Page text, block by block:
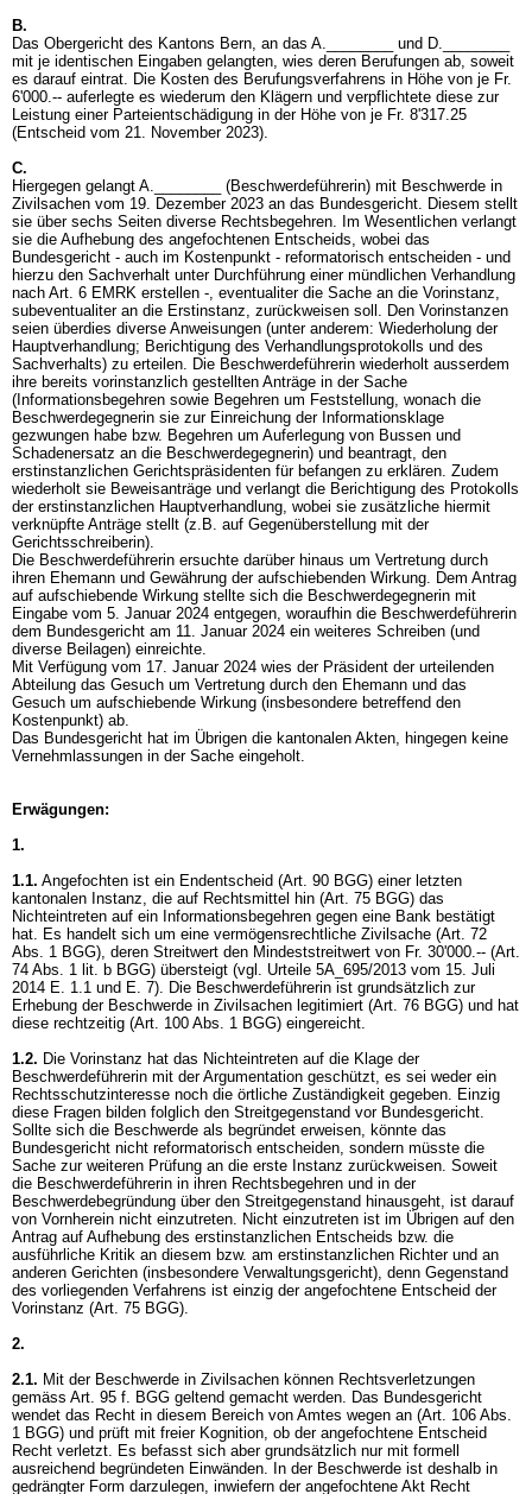
B.
Das Obergericht des Kantons Bern, an das A.________ und D.________
mit je identischen Eingaben gelangten, wies deren Berufungen ab, soweit
es darauf eintrat. Die Kosten des Berufungsverfahrens in Höhe von je Fr.
6'000.-- auferlegte es wiederum den Klägern und verpflichtete diese zur
Leistung einer Parteientschädigung in der Höhe von je Fr. 8'317.25
(Entscheid vom 21. November 2023).
C.
Hiergegen gelangt A.________ (Beschwerdeführerin) mit Beschwerde in
Zivilsachen vom 19. Dezember 2023 an das Bundesgericht. Diesem stellt
sie über sechs Seiten diverse Rechtsbegehren. Im Wesentlichen verlangt
sie die Aufhebung des angefochtenen Entscheids, wobei das
Bundesgericht - auch im Kostenpunkt - reformatorisch entscheiden - und
hierzu den Sachverhalt unter Durchführung einer mündlichen Verhandlung
nach Art. 6 EMRK erstellen -, eventualiter die Sache an die Vorinstanz,
subeventualiter an die Erstinstanz, zurückweisen soll. Den Vorinstanzen
seien überdies diverse Anweisungen (unter anderem: Wiederholung der
Hauptverhandlung; Berichtigung des Verhandlungsprotokolls und des
Sachverhalts) zu erteilen. Die Beschwerdeführerin wiederholt ausserdem
ihre bereits vorinstanzlich gestellten Anträge in der Sache
(Informationsbegehren sowie Begehren um Feststellung, wonach die
Beschwerdegegnerin sie zur Einreichung der Informationsklage
gezwungen habe bzw. Begehren um Auferlegung von Bussen und
Schadenersatz an die Beschwerdegegnerin) und beantragt, den
erstinstanzlichen Gerichtspräsidenten für befangen zu erklären. Zudem
wiederholt sie Beweisanträge und verlangt die Berichtigung des Protokolls
der erstinstanzlichen Hauptverhandlung, wobei sie zusätzliche hiermit
verknüpfte Anträge stellt (z.B. auf Gegenüberstellung mit der
Gerichtsschreiberin).
Die Beschwerdeführerin ersuchte darüber hinaus um Vertretung durch
ihren Ehemann und Gewährung der aufschiebenden Wirkung. Dem Antrag
auf aufschiebende Wirkung stellte sich die Beschwerdegegnerin mit
Eingabe vom 5. Januar 2024 entgegen, woraufhin die Beschwerdeführerin
dem Bundesgericht am 11. Januar 2024 ein weiteres Schreiben (und
diverse Beilagen) einreichte.
Mit Verfügung vom 17. Januar 2024 wies der Präsident der urteilenden
Abteilung das Gesuch um Vertretung durch den Ehemann und das
Gesuch um aufschiebende Wirkung (insbesondere betreffend den
Kostenpunkt) ab.
Das Bundesgericht hat im Übrigen die kantonalen Akten, hingegen keine
Vernehmlassungen in der Sache eingeholt.
Erwägungen:
1.
1.1. Angefochten ist ein Endentscheid (Art. 90 BGG) einer letzten
kantonalen Instanz, die auf Rechtsmittel hin (Art. 75 BGG) das
Nichteintreten auf ein Informationsbegehren gegen eine Bank bestätigt
hat. Es handelt sich um eine vermögensrechtliche Zivilsache (Art. 72
Abs. 1 BGG), deren Streitwert den Mindeststreitwert von Fr. 30'000.-- (Art.
74 Abs. 1 lit. b BGG) übersteigt (vgl. Urteile 5A_695/2013 vom 15. Juli
2014 E. 1.1 und E. 7). Die Beschwerdeführerin ist grundsätzlich zur
Erhebung der Beschwerde in Zivilsachen legitimiert (Art. 76 BGG) und hat
diese rechtzeitig (Art. 100 Abs. 1 BGG) eingereicht.
1.2. Die Vorinstanz hat das Nichteintreten auf die Klage der
Beschwerdeführerin mit der Argumentation geschützt, es sei weder ein
Rechtsschutzinteresse noch die örtliche Zuständigkeit gegeben. Einzig
diese Fragen bilden folglich den Streitgegenstand vor Bundesgericht.
Sollte sich die Beschwerde als begründet erweisen, könnte das
Bundesgericht nicht reformatorisch entscheiden, sondern müsste die
Sache zur weiteren Prüfung an die erste Instanz zurückweisen. Soweit
die Beschwerdeführerin in ihren Rechtsbegehren und in der
Beschwerdebegründung über den Streitgegenstand hinausgeht, ist darauf
von Vornherein nicht einzutreten. Nicht einzutreten ist im Übrigen auf den
Antrag auf Aufhebung des erstinstanzlichen Entscheids bzw. die
ausführliche Kritik an diesem bzw. am erstinstanzlichen Richter und an
anderen Gerichten (insbesondere Verwaltungsgericht), denn Gegenstand
des vorliegenden Verfahrens ist einzig der angefochtene Entscheid der
Vorinstanz (Art. 75 BGG).
2.
2.1. Mit der Beschwerde in Zivilsachen können Rechtsverletzungen
gemäss Art. 95 f. BGG geltend gemacht werden. Das Bundesgericht
wendet das Recht in diesem Bereich von Amtes wegen an (Art. 106 Abs.
1 BGG) und prüft mit freier Kognition, ob der angefochtene Entscheid
Recht verletzt. Es befasst sich aber grundsätzlich nur mit formell
ausreichend begründeten Einwänden. In der Beschwerde ist deshalb in
gedrängter Form darzulegen, inwiefern der angefochtene Akt Recht